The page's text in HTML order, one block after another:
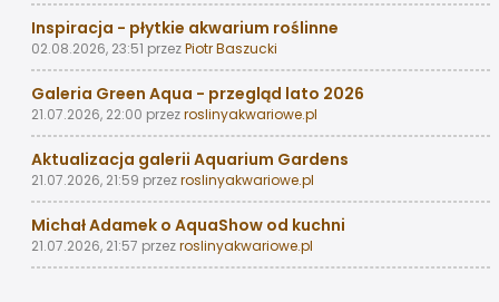
Inspiracja - płytkie akwarium roślinne
02.08.2026, 23:51 przezPiotr Baszucki
Galeria Green Aqua - przegląd lato 2026
21.07.2026, 22:00 przezroslinyakwariowe.pl
Aktualizacja galerii Aquarium Gardens
21.07.2026, 21:59 przezroslinyakwariowe.pl
Michał Adamek o AquaShow od kuchni
21.07.2026, 21:57 przezroslinyakwariowe.pl